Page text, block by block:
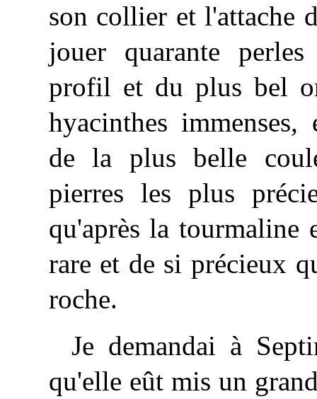
son collier et l'attache
jouer quarante
profil et du plus bel
hyacinthes immenses,
de la plus belle
pierres les plus
qu'après la
rare et de si précieux
roche.
Je demandai à
qu'elle eût mis un